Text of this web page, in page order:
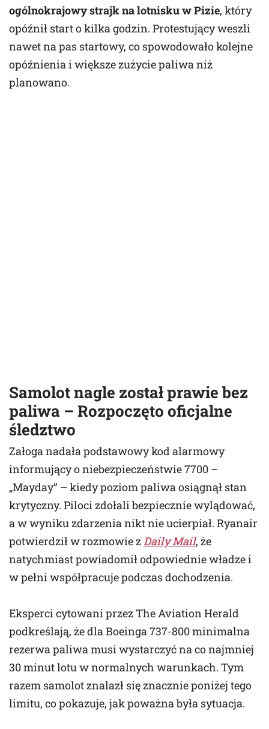
ogólnokrajowy strajk na lotnisku w Pizie, który
opóźnił start o kilka godzin. Protestujący weszli
nawet na pas startowy, co spowodowało kolejne
opóźnienia i większe zużycie paliwa niż
planowano.
Samolot nagle został prawie bez
paliwa – Rozpoczęto oficjalne
śledztwo
Załoga nadała podstawowy kod alarmowy
informujący o niebezpieczeństwie 7700 –
„Mayday” – kiedy poziom paliwa osiągnął stan
krytyczny. Piloci zdołali bezpiecznie wylądować,
a w wyniku zdarzenia nikt nie ucierpiał. Ryanair
potwierdził w rozmowie zDaily Mail, że
natychmiast powiadomił odpowiednie władze i
w pełni współpracuje podczas dochodzenia.
Eksperci cytowani przez The Aviation Herald
podkreślają, że dla Boeinga 737-800 minimalna
rezerwa paliwa musi wystarczyć na co najmniej
30 minut lotu w normalnych warunkach. Tym
razem samolot znalazł się znacznie poniżej tego
limitu, co pokazuje, jak poważna była sytuacja.